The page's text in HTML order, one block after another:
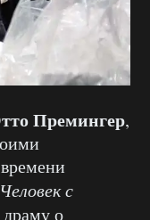
Премингер,
Человек с
о